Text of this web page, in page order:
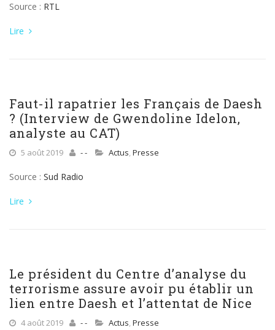
Source : RTL
Lire
Faut-il rapatrier les Français de Daesh
? (Interview de Gwendoline Idelon,
analyste au CAT)
5 août 2019 - - Actus, Presse
Source : Sud Radio
Lire
Le président du Centre d’analyse du
terrorisme assure avoir pu établir un
lien entre Daesh et l’attentat de Nice
4 août 2019 - - Actus, Presse